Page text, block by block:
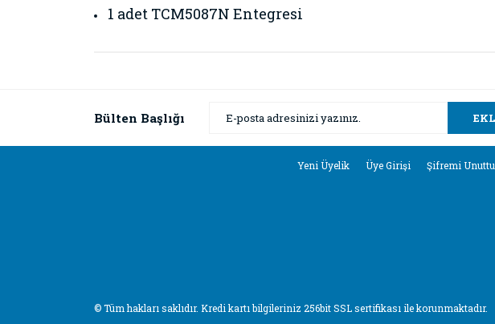
1 adet TCM5087N Entegresi
Ürün resmi kalitesiz, bozuk veya görüntülenemiyor.
Bülten Başlığı
Yeni Üyelik Üye Girişi Şifremi
© Tüm hakları saklıdır. Kredi kartı bilgileriniz 256bit SSL sertifikası ile korunmaktadır.